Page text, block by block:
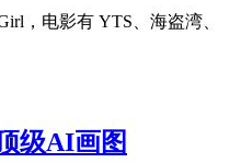
，电影有 YTS、海盗湾、
级AI画图